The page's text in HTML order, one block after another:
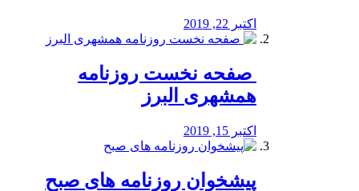
اکتبر 22, 2019
️ صفحه نخست روزنامه‌
همشهری البرز
اکتبر 15, 2019
پیشخوان روزنامه های صبح